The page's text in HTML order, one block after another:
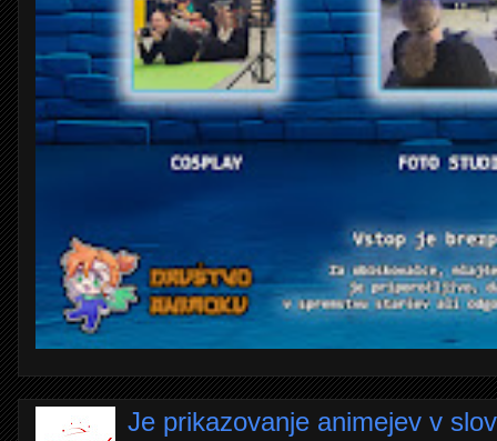
Je prikazovanje animejev v